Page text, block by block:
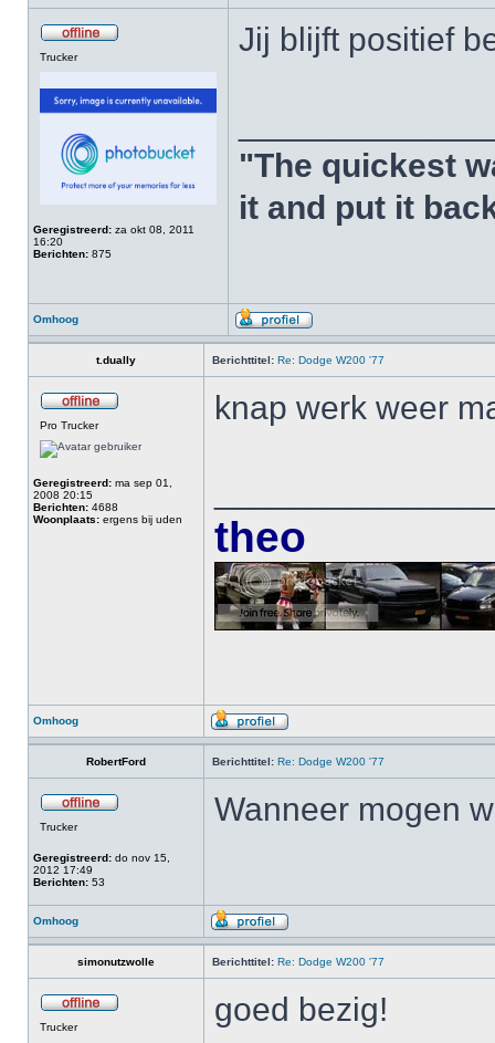
Trucker
Geregistreerd: za okt 08, 2011
16:20
Berichten: 875
Jij blijft positief
"The quickest
it and put it
Omhoog
t.dually Berichttitel: Re: Dodge W200 '77
Pro Trucker
Geregistreerd: ma sep 01,
2008 20:15
Berichten: 4688
Woonplaats: ergens bij uden
knap werk weer
theo
Omhoog
RobertFord Berichttitel: Re: Dodge W200 '77
Trucker
Geregistreerd: do nov 15,
2012 17:49
Berichten: 53
Wanneer mogen
Omhoog
simonutzwolle Berichttitel: Re: Dodge W200 '77
Trucker goed bezig!